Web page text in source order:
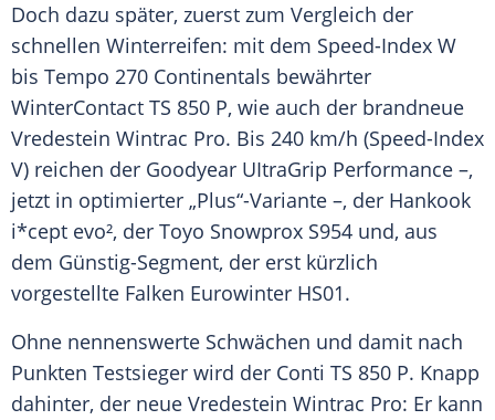
Doch dazu später, zuerst zum Vergleich der
schnellen Winterreifen: mit dem Speed-Index W
bis Tempo 270 Continentals bewährter
WinterContact TS 850 P, wie auch der brandneue
Vredestein Wintrac Pro. Bis 240 km/h (Speed-Index
V) reichen der Goodyear UItraGrip Performance –,
jetzt in optimierter „Plus“-Variante –, der Hankook
i*cept evo², der Toyo Snowprox S954 und, aus
dem Günstig-Segment, der erst kürzlich
vorgestellte Falken Eurowinter HS01.
Ohne nennenswerte Schwächen und damit nach
Punkten Testsieger wird der Conti TS 850 P. Knapp
dahinter, der neue Vredestein Wintrac Pro: Er kann